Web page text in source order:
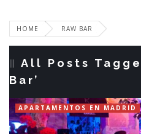
HOME RAW BAR
All Posts
Bar’
APARTAMENTOS EN MADRID